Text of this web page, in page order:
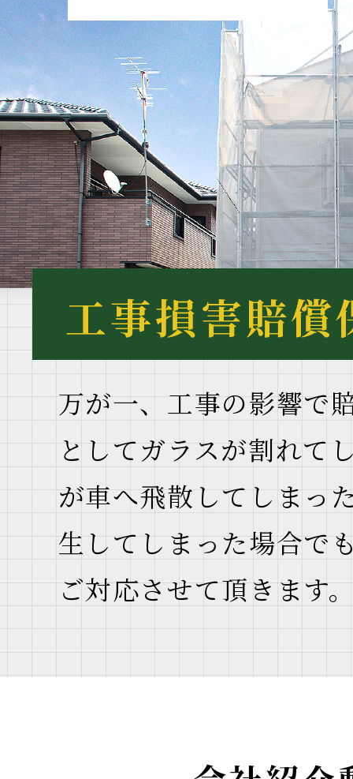
工事損害賠償
万が一、工事の影響で
としてガラスが割れて
が車へ飛散してしまっ
生してしまった場合で
ご対応させて頂きます